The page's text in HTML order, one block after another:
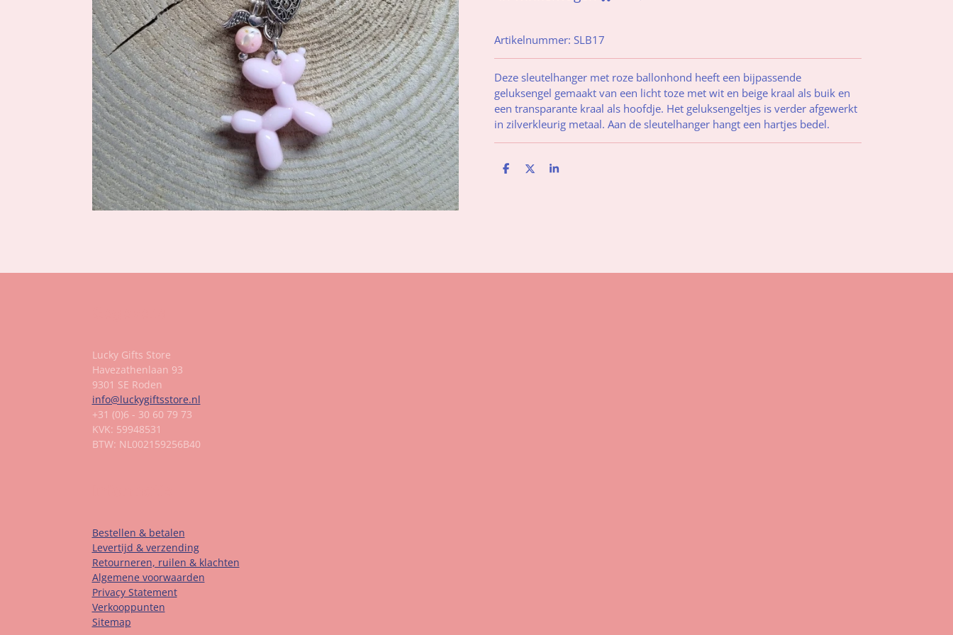
Artikelnummer: SLB17
Deze sleutelhanger met roze ballonhond heeft een bijpassende
geluksengel gemaakt van een licht toze met wit en beige kraal als buik en
een transparante kraal als hoofdje. Het geluksengeltjes is verder afgewerkt
in zilverkleurig metaal. Aan de sleutelhanger hangt een hartjes bedel.
D
D
S
Lucky Gifts Store
Havezathenlaan 93
9301 SE Roden
info@luckygiftsstore.nl
+31 (0)6 - 30 60 79 73
KVK: 59948531
BTW: NL002159256B40
Bestellen & betalen
Levertijd & verzending
Retourneren, ruilen & klachten
Algemene voorwaarden
Privacy Statement
Verkooppunten
Sitemap